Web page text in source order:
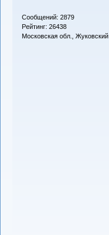
Сообщений: 2879
Рейтинг: 26438
Московская обл., Жуковский